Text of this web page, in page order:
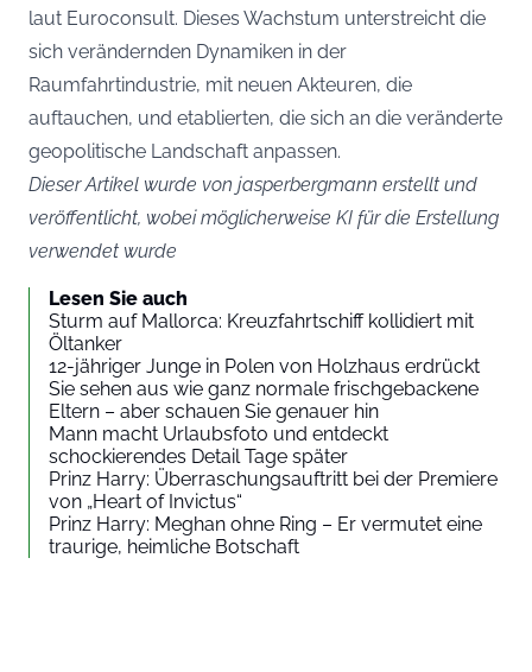
laut Euroconsult. Dieses Wachstum unterstreicht die
sich verändernden Dynamiken in der
Raumfahrtindustrie, mit neuen Akteuren, die
auftauchen, und etablierten, die sich an die veränderte
geopolitische Landschaft anpassen.
Dieser Artikel wurde von jasperbergmann erstellt und
veröffentlicht, wobei möglicherweise KI für die Erstellung
verwendet wurde
Lesen Sie auch
Sturm auf Mallorca: Kreuzfahrtschiff kollidiert mit
Öltanker
12-jähriger Junge in Polen von Holzhaus erdrückt
Sie sehen aus wie ganz normale frischgebackene
Eltern – aber schauen Sie genauer hin
Mann macht Urlaubsfoto und entdeckt
schockierendes Detail Tage später
Prinz Harry: Überraschungsauftritt bei der Premiere
von „Heart of Invictus“
Prinz Harry: Meghan ohne Ring – Er vermutet eine
traurige, heimliche Botschaft